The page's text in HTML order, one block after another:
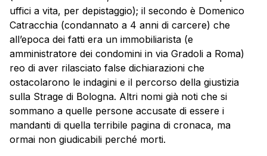
uffici a vita, per depistaggio); il secondo è Domenico
Catracchia (condannato a 4 anni di carcere) che
all’epoca dei fatti era un immobiliarista (e
amministratore dei condomini in via Gradoli a Roma)
reo di aver rilasciato false dichiarazioni che
ostacolarono le indagini e il percorso della giustizia
sulla Strage di Bologna. Altri nomi già noti che si
sommano a quelle persone accusate di essere i
mandanti di quella terribile pagina di cronaca, ma
ormai non giudicabili perché morti.